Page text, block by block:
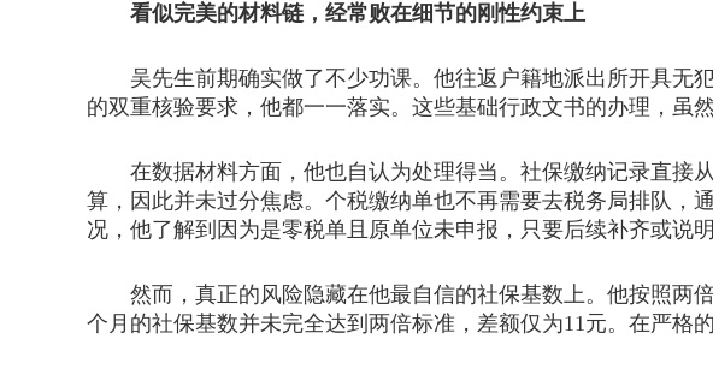
看似完美的材料链，经常败在细节的刚性约束上
吴先生前期确实做了不少功课。他往返户籍地派出所开具无
的双重核验要求，他都一一落实。这些基础行政文书的办理，虽
在数据材料方面，他也自认为处理得当。社保缴纳记录直接
算，因此并未过分焦虑。个税缴纳单也不再需要去税务局排队，
况，他了解到因为是零税单且原单位未申报，只要后续补齐或说
然而，真正的风险隐藏在他最自信的社保基数上。他按照两
个月的社保基数并未完全达到两倍标准，差额仅为11元。在严格